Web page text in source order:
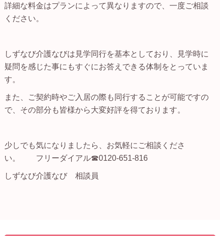
詳細な料金はプランによって異なりますので、一度ご相談
ください。
しずなび介護なびは見学同行を基本としており、見学時に
疑問を感じた事にもすぐにお答えできる体制をとっていま
す。
また、ご契約時やご入居の際も同行することが可能ですの
で、その部分も皆様から大変好評を得ております。
少しでも気になりましたら、お気軽にご相談くださ
い。 フリーダイアル☎0120-651-816
しずなび介護なび 相談員